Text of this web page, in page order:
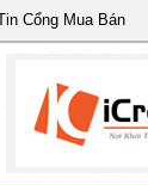
Cổng Mua Bán